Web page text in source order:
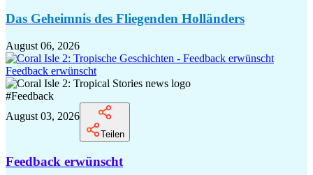
Das Geheimnis des Fliegenden Holländers
August 06, 2026
Feedback erwünscht
#Feedback
August 03, 2026
Teilen
Feedback erwünscht